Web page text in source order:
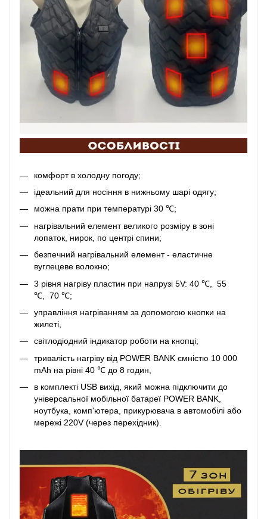
комфорт в холодну погоду;
ідеальний для носіння в нижньому шарі одягу;
можна прати при температурі 30 ℃;
нагрівальний елемент великого розміру в зоні
лопаток, нирок, по центрі спини;
безпечний нагрівальний елемент - еластичне
вуглецеве волокно;
3 рівня нагріву пластин при напрузі 5V: 40 ℃, 55
℃, 70 ℃;
управління нагріванням за допомогою кнопки на
жилеті,
світлодіодний індикатор роботи на кнопці;
тривалість нагріву від POWER BANK ємністю 10 000
mAh на рівні 40 ℃ до 8 годин,
в комплекті USB вихід, який можна підключити до
універсальної мобільної батареї POWER BANK,
ноутбука, комп'ютера, прикурювача в автомобілі або
мережі 220V (через перехідник).